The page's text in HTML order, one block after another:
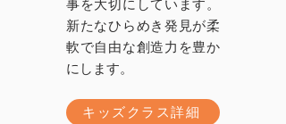
事を大切にしています。
新たなひらめき発見が柔
軟で自由な創造力を豊か
にします。
キッズクラス詳細